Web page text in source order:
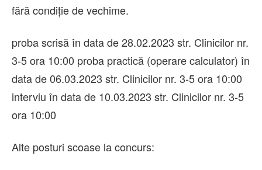
fără condiție de vechime.
proba scrisă în data de 28.02.2023 str. Clinicilor nr.
3-5 ora 10:00 proba practică (operare calculator) în
data de 06.03.2023 str. Clinicilor nr. 3-5 ora 10:00
interviu în data de 10.03.2023 str. Clinicilor nr. 3-5
ora 10:00
Alte posturi scoase la concurs: